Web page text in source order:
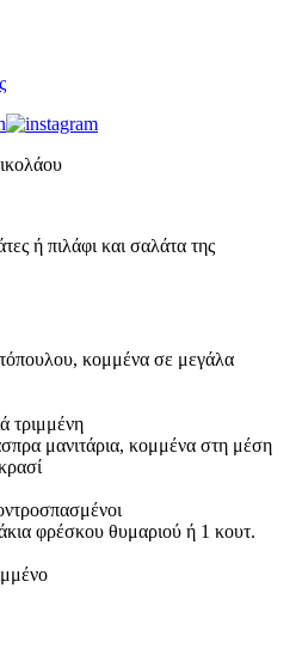
ή πιλάφι και σαλάτα της
κομμένα σε μεγάλα
τριμμένη
μανιτάρια, κομμένα στη μέση
φρέσκου θυμαριού ή 1 κουτ.